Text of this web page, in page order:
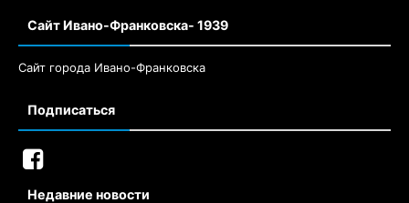
Сайт Ивано-Франковска- 1939
Сайт города Ивано-Франковска
Подписаться
Недавние новости